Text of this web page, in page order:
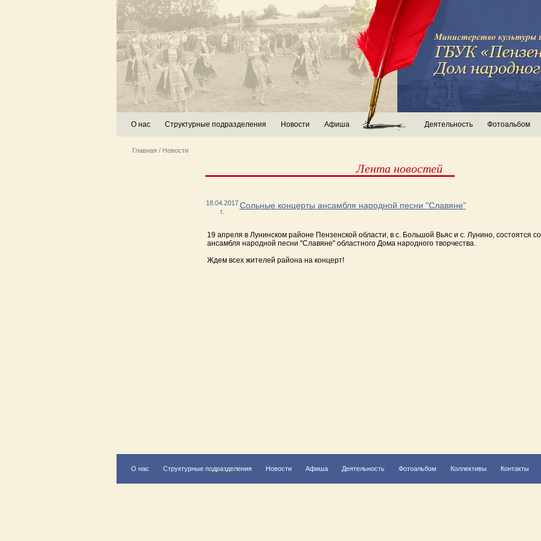
О нас Структурные подразделения Новости Афиша Деятельность Фотоальбом
Главная / Новости
Лента новостей
18.04.2017
г.
Сольные концерты ансамбля народной песни "Славяне"
19 апреля в Лунинском районе Пензенской области, в с. Большой Вьяс и с. Лунино, состоятся
ансамбля народной песни "Славяне" областного Дома народного творчества.
Ждем всех жителей района на концерт!
О нас Структурные подразделения Новости Афиша Деятельность Фотоальбом Коллективы Контакты